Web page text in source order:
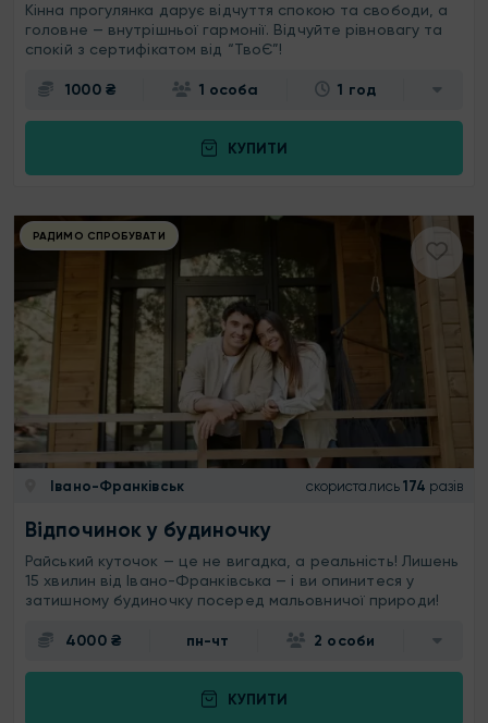
Кінна прогулянка дарує відчуття спокою та свободи, а
головне — внутрішньої гармонії. Відчуйте рівновагу та
спокій з сертифікатом від “ТвоЄ”!
1000 ₴ 1 особа 1 год
КУПИТИ
РАДИМО СПРОБУВАТИ
Івано-Франківськ скористались 174 разів
Відпочинок у будиночку
Райський куточок — це не вигадка, а реальність! Лишень
15 хвилин від Івано-Франківська — і ви опинитеся у
затишному будиночку посеред мальовничої природи!
4000 ₴ пн-чт 2 особи
КУПИТИ